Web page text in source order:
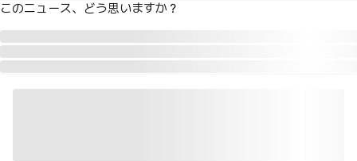
このニュース、どう思いますか？